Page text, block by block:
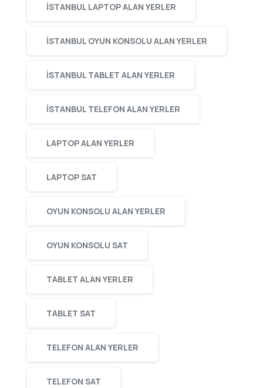
ISTANBUL LAPTOP ALAN YERLER
ISTANBUL OYUN KONSOLU ALAN YERLER
ISTANBUL TABLET ALAN YERLER
ISTANBUL TELEFON ALAN YERLER
LAPTOP ALAN YERLER
LAPTOP SAT
OYUN KONSOLU ALAN YERLER
OYUN KONSOLU SAT
TABLET ALAN YERLER
TABLET SAT
TELEFON ALAN YERLER
TELEFON SAT